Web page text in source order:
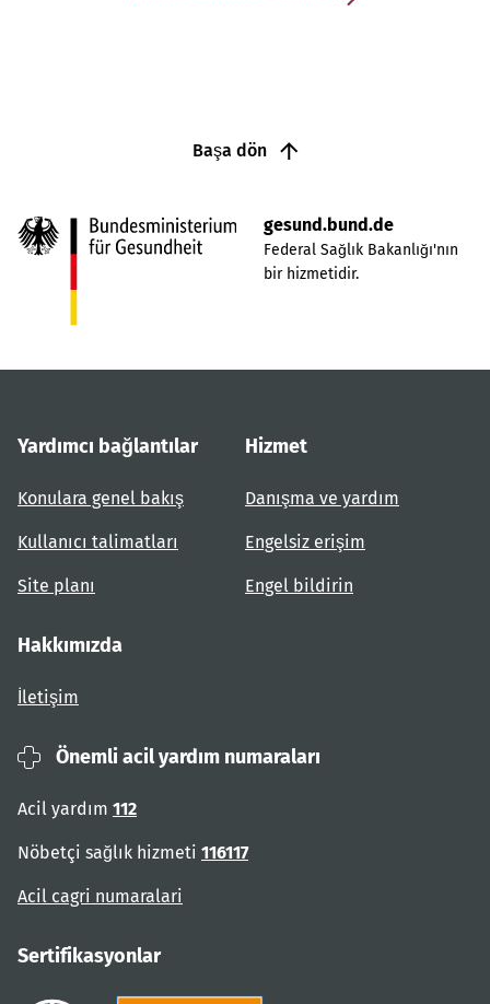
Başa dön
gesund.bund.de
Federal Sağlık Bakanlığı'nın
bir hizmetidir.
Yardımcı bağlantılar
Konulara genel bakış
Kullanıcı talimatları
Site planı
Hizmet
Danışma ve yardım
Engelsiz erişim
Engel bildirin
Hakkımızda
İletişim
Önemli acil yardım numaraları
Acil yardım 112
Nöbetçi sağlık hizmeti 116117
Acil cagri numaralari
Sertifikasyonlar